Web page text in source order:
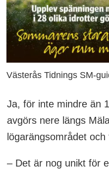
Västerås Tidnings SM-
Ja, för inte mindre än
avgörs nere längs
lögarängsområdet och
– Det är nog unikt för